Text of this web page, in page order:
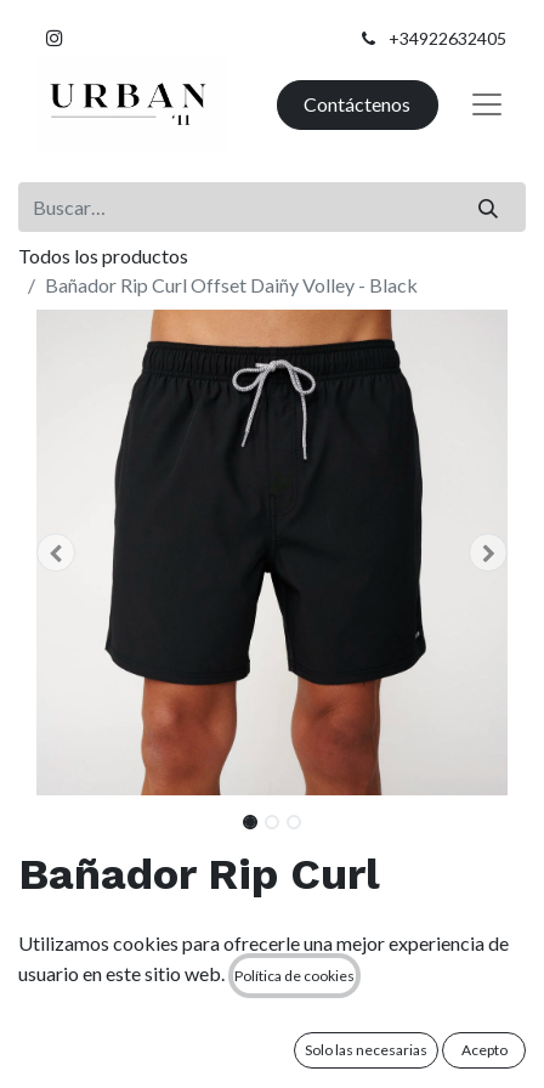
+34922632405
Contáctenos
Todos los productos
Bañador Rip Curl Offset Daiñy Volley - Black
Bañador Rip Curl
Offset Daiñy Volley -
Black
La cintura elástica y el estampado sublimado confieren al
Utilizamos cookies para ofrecerle una mejor experiencia de
usuario en este sitio web.
Política de cookies
Solo las necesarias Acepto